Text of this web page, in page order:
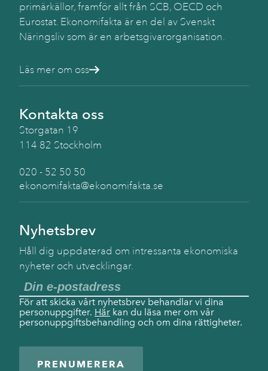
primärkällor, framför allt från SCB, OECD och
Eurostat. Ekonomifakta är en del av Svenskt
Näringsliv som är en arbetsgivarorganisation.
Läs mer om oss
Kontakta oss
Storgatan 19
114 82 Stockholm
020 - 52 50 50
ekonomifakta@ekonomifakta.se
Nyhetsbrev
Håll dig uppdaterad om intressanta ekonomiska
nyheter och utvecklingar.
För att skicka vårt nyhetsbrev behandlar vi dina
personuppgifter. Här kan du läsa mer om vår
personuppgiftsbehandling och om dina rättigheter.
PRENUMERERA